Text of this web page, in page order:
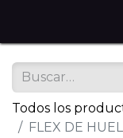
Todos los
FLEX DE